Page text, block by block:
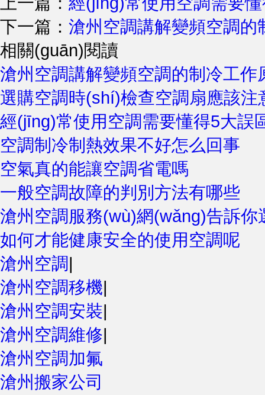
下一篇： 滄州空調講解變頻空調的
相關(guān)閱讀
滄州空調講解變頻空調的制冷工作
選購空調時(shí)檢查空調扇應該注
經(jīng)常使用空調需要懂得5大誤
空調制冷制熱效果不好怎么回事
空氣真的能讓空調省電嗎
一般空調故障的判別方法有哪些
滄州空調服務(wù)網(wǎng)告訴你
如何才能健康安全的使用空調呢
滄州空調|
滄州空調移機|
滄州空調安裝|
滄州空調維修|
滄州空調加氟
滄州搬家公司